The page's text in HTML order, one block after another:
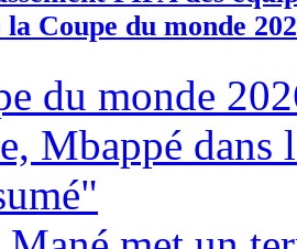
Coupe du monde
du monde
Mbappé dans